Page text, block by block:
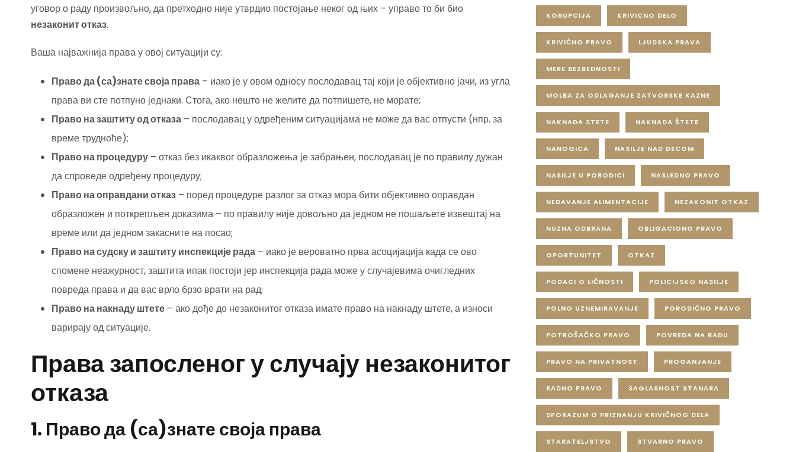
уговор о раду произвољно, да претходно није утврдио постојање неког од њих – управо то би био
незаконит отказ.
Ваша најважнија права у овој ситуацији су:
Право да (са)знате своја права – иако је у овом односу послодавац тај који је објективно јачи, из угла
права ви сте потпуно једнаки. Стога, ако нешто не желите да потпишете, не морате;
Право на заштиту од отказа – послодавац у одређеним ситуацијама не може да вас отпусти (нпр. за
време трудноће);
Право на процедуру – отказ без икаквог образложења је забрањен, послодавац је по правилу дужан
да спроведе одређену процедуру;
Право на оправдани отказ – поред процедуре разлог за отказ мора бити објективно оправдан
образложен и поткрепљен доказима – по правилу није довољно да једном не пошаљете извештај на
време или да једном закасните на посао;
Право на судску и заштиту инспекције рада – иако је вероватно прва асоцијација када се ово
спомене неажурност, заштита ипак постоји јер инспекција рада може у случајевима очигледних
повреда права и да вас врло брзо врати на рад;
Право на накнаду штете – ако дође до незаконитог отказа имате право на накнаду штете, а износи
варирају од ситуације.
Права запосленог у случају незаконитог
отказа
1. Право да (са)знате своја права
KORUPCIJA KRIVICNO DELO
KRIVIČNO PRAVO LJUDSKA PRAVA
MERE BEZBEDNOSTI
MOLBA ZA ODLAGANJE ZATVORSKE KAZNE
NAKNADA STETE NAKNADA ŠTETE
NANOGICA NASILJE NAD DECOM
NASILJE U PORODICI NASLEDNO PRAVO
NEDAVANJE ALIMENTACIJE NEZAKONIT OTKAZ
NUZNA ODBRANA OBLIGACIONO PRAVO
OPORTUNITET OTKAZ
PODACI O LIČNOSTI POLICIJSKO NASILJE
POLNO UZNEMIRAVANJE PORODIČNO PRAVO
POTROŠAČKO PRAVO POVREDA NA RADU
PRAVO NA PRIVATNOST PROGANJANJE
RADNO PRAVO SAGLASNOST STANARA
SPORAZUM O PRIZNANJU KRIVIČNOG DELA
STARATELJSTVO STVARNO PRAVO